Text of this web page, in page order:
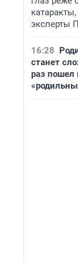
эксперты
16:28
станет
раз пошел